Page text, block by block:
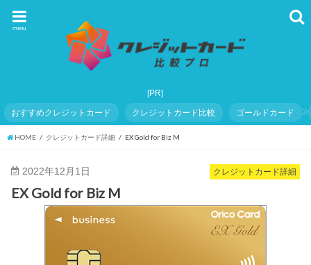
menu
おすすめクレジットカード クレジットカード比較 ゴールドカード
HOME クレジットカード詳細 EX Gold for Biz M
クレジットカード詳細
2022年12月1日
EX Gold for Biz M